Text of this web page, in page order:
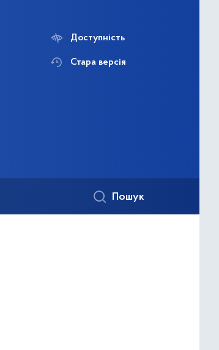
Доступність
Стара версія
Пошук